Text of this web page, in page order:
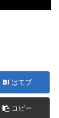
はてブ
コピー